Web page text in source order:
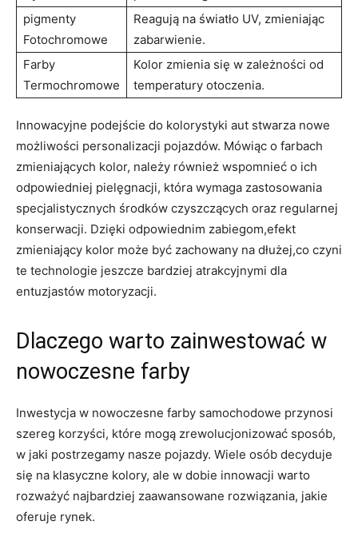
pigmenty
Fotochromowe
Reagują na światło UV, zmieniając
zabarwienie.
Farby
Termochromowe
Kolor zmienia się w zależności od
temperatury otoczenia.
Innowacyjne podejście do kolorystyki aut stwarza nowe
możliwości personalizacji pojazdów. Mówiąc o farbach
zmieniających kolor, należy również wspomnieć o ich
odpowiedniej pielęgnacji, która wymaga zastosowania
specjalistycznych środków czyszczących oraz regularnej
konserwacji. Dzięki odpowiednim zabiegom,efekt
zmieniający kolor może być zachowany na dłużej,co czyni
te technologie jeszcze bardziej atrakcyjnymi dla
entuzjastów motoryzacji.
Dlaczego warto zainwestować w
nowoczesne farby
Inwestycja w nowoczesne farby samochodowe przynosi
szereg korzyści, które mogą zrewolucjonizować sposób,
w jaki postrzegamy nasze pojazdy. Wiele osób decyduje
się na klasyczne kolory, ale w dobie innowacji warto
rozważyć najbardziej zaawansowane rozwiązania, jakie
oferuje rynek.